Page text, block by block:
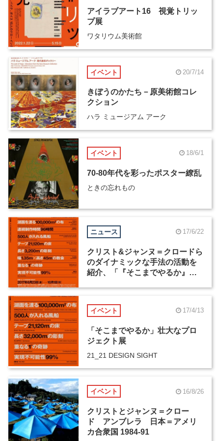
アイラブアート16 視覚トリッ
プ展
ワタリウム美術館
イベント 20/7/14
きぼうのかたち－原美術館コレ
クション
ハラ ミュージアム アーク
イベント 18/6/1
70-80年代を彩ったポスター繚乱
ときの忘れもの
ニュース 17/6/22
クリスト&ジャンヌ＝クロードら
のダイナミックな手法の活動を
紹介、「『そこまでやるか』壮
イベント 17/4/13
「そこまでやるか」壮大なプロ
ジェクト展
21_21 DESIGN SIGHT
イベント 16/8/26
クリストとジャンヌ＝クロー
ド アンブレラ 日本＝アメリ
カ合衆国 1984-91